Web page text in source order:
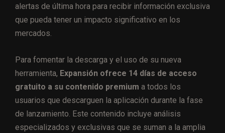
alertas de última hora para recibir información exclusiva
que pueda tener un impacto significativo en los
mercados.
Para fomentar la descarga y el uso de su nueva
herramienta, Expansión ofrece 14 días de acceso
gratuito a su contenido premium a todos los
usuarios que descarguen la aplicación durante la fase
de lanzamiento. Este contenido incluye análisis
especializados y exclusivas que se suman a la amplia